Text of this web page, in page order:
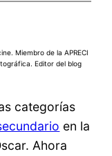
Miembro de la APRECI
Editor del blog
categorías
en la
Ahora